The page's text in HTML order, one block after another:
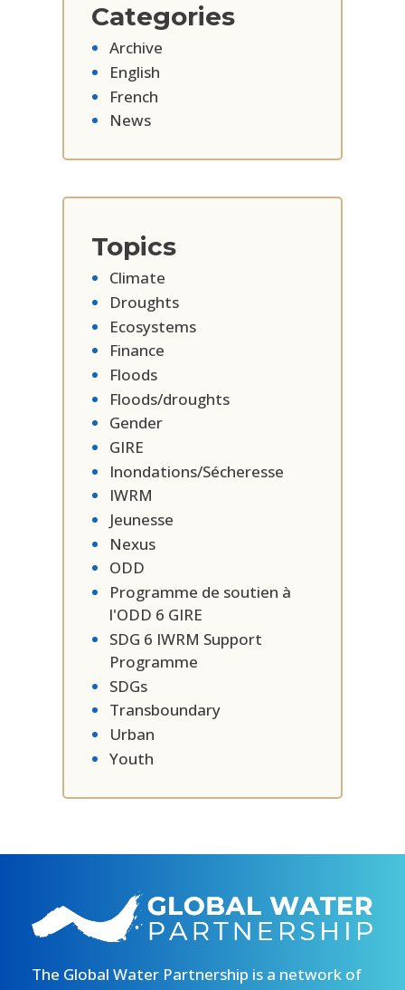
Categories
Archive
English
French
News
Topics
Climate
Droughts
Ecosystems
Finance
Floods
Floods/droughts
Gender
GIRE
Inondations/Sécheresse
IWRM
Jeunesse
Nexus
ODD
Programme de soutien à
l'ODD 6 GIRE
SDG 6 IWRM Support
Programme
SDGs
Transboundary
Urban
Youth
The Global Water Partnership is a network of